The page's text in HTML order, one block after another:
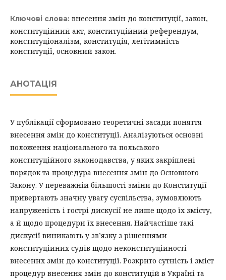
Ключові слова: внесення змін до конституції, закон,
конституційний акт, конституційний референдум,
конституціоналізм, конституція, легітимність
конституції, основний закон.
АНОТАЦІЯ
У публікації сформовано теоретичні засади поняття
внесення змін до конституції. Аналізуються основні
положення національного та польського
конституційного законодавства, у яких закріплені
порядок та процедура внесення змін до Основного
Закону. У переважній більшості зміни до Конституції
привертають значну увагу суспільства, зумовлюють
напруженість і гострі дискусії не лише щодо їх змісту,
а й щодо процедури їх внесення. Найчастіше такі
дискусії виникають у зв’язку з рішеннями
конституційних судів щодо неконституційності
внесених змін до конституції. Розкрито сутність і зміст
процедур внесення змін до конституцій в Україні та